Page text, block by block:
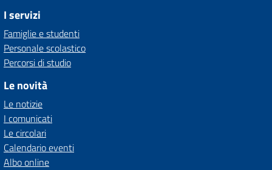
I servizi
Famiglie e studenti
Personale scolastico
Percorsi di studio
Le novità
Le notizie
I comunicati
Le circolari
Calendario eventi
Albo online